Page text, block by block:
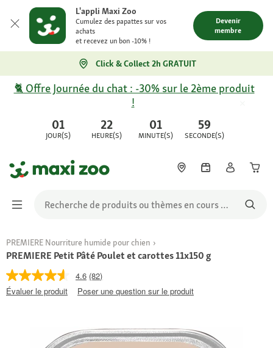
L'appli Maxi Zoo
Cumulez des papattes sur vos
achats
et recevez un bon -10% !
Devenir
membre
Click & Collect 2h GRATUIT
01
JOUR(S)
22
HEURE(S)
01
MINUTE(S)
59
SECONDE(S)
🐈 Offre Journée du chat : -30% sur le 2ème produit
!
PREMIERE Nourriture humide pour chien
PREMIERE Petit Pâté Poulet et carottes 11x150 g
4.6 (82)
Évaluer le produit
Poser une question sur le produit